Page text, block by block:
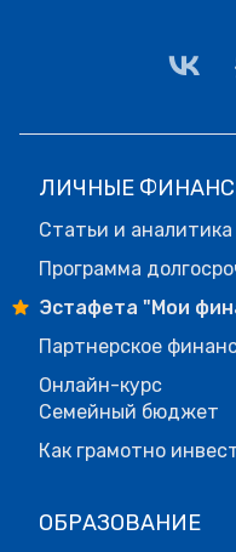
ЛИЧНЫЕ
Статьи и аналитика
Программа
Эстафета "Мои
Партнерское
Онлайн-курс
Семейный бюджет
Как грамотно
ОБРАЗОВАНИЕ